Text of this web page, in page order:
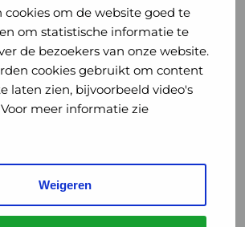
cookies om de website goed te
om statistische informatie te
de bezoekers van onze website.
cookies gebruikt om content
laten zien, bijvoorbeeld video's
meer informatie zie
Weigeren
social media